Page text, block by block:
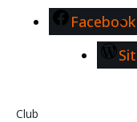
Facebook
Club